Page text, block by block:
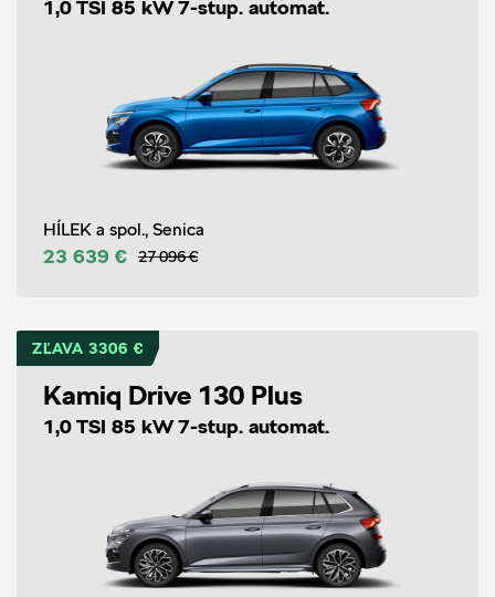
1,0 TSI 85 kW 7-stup. automat.
HÍLEK a spol., Senica
23 639 € 27 096 €
ZĽAVA 3306 €
Kamiq Drive 130 Plus
1,0 TSI 85 kW 7-stup. automat.